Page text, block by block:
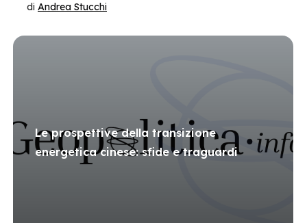
di Andrea Stucchi
Le prospettive della transizione
energetica cinese: sfide e traguardi